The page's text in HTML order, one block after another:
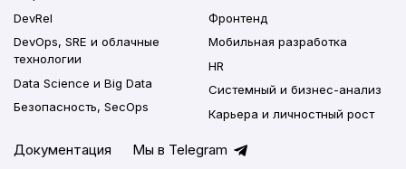
DevRel
DevOps, SRE и облачные
технологии
Data Science и Big Data
Безопасность, SecOps
Фронтенд
Мобильная разработка
HR
Системный и бизнес-анализ
Карьера и личностный рост
Документация
Мы в Telegram